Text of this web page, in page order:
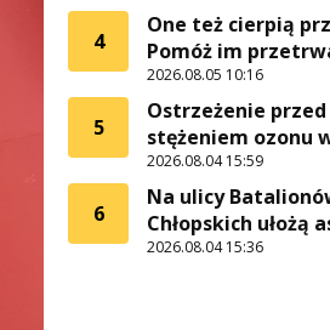
4
One też cierpią
Pomóż im
2026.08.05 10:16
5
Ostrzeżenie
stężeniem ozonu
2026.08.04 15:59
6
Na ulicy
Chłopskich ułożą
2026.08.04 15:36